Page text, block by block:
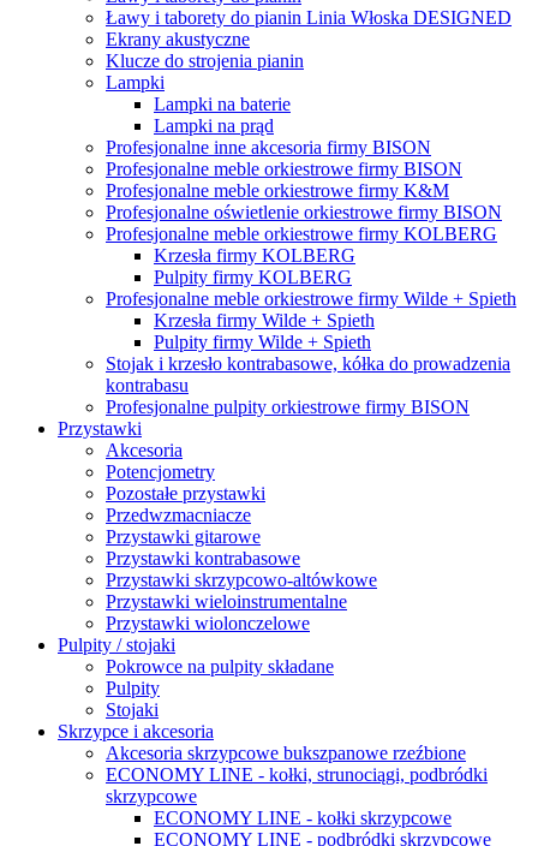
Ławy i taborety do pianin Linia Włoska DESIGNED
Ekrany akustyczne
Klucze do strojenia pianin
Lampki
Lampki na baterie
Lampki na prąd
Profesjonalne inne akcesoria firmy BISON
Profesjonalne meble orkiestrowe firmy BISON
Profesjonalne meble orkiestrowe firmy K&M
Profesjonalne oświetlenie orkiestrowe firmy BISON
Profesjonalne meble orkiestrowe firmy KOLBERG
Krzesła firmy KOLBERG
Pulpity firmy KOLBERG
Profesjonalne meble orkiestrowe firmy Wilde + Spieth
Krzesła firmy Wilde + Spieth
Pulpity firmy Wilde + Spieth
Stojak i krzesło kontrabasowe, kółka do prowadzenia
kontrabasu
Profesjonalne pulpity orkiestrowe firmy BISON
Przystawki
Akcesoria
Potencjometry
Pozostałe przystawki
Przedwzmacniacze
Przystawki gitarowe
Przystawki kontrabasowe
Przystawki skrzypcowo-altówkowe
Przystawki wieloinstrumentalne
Przystawki wiolonczelowe
Pulpity / stojaki
Pokrowce na pulpity składane
Pulpity
Stojaki
Skrzypce i akcesoria
Akcesoria skrzypcowe bukszpanowe rzeźbione
ECONOMY LINE - kołki, strunociągi, podbródki
skrzypcowe
ECONOMY LINE - kołki skrzypcowe
ECONOMY LINE - podbródki skrzypcowe